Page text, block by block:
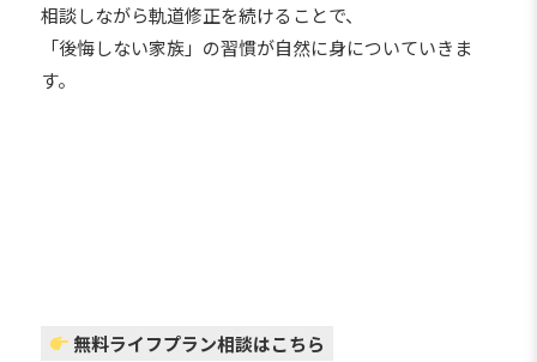
相談しながら軌道修正を続けることで、
「後悔しない家族」の習慣が自然に身についていきま
す。
無料ライフプラン相談はこちら